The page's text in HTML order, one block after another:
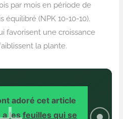
par mois en période de
équilibré (NPK 10-10-10).
favorisent une croissance
la plante.
adoré cet article
les feuilles qui se